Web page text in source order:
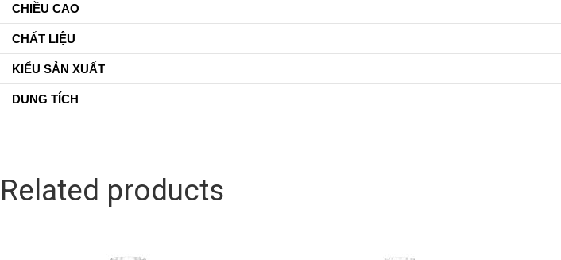
CHIỀU CAO
CHẤT LIỆU
KIỂU SẢN XUẤT
DUNG TÍCH
Related products